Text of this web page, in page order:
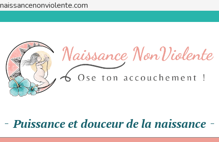
naissancenonviolente.com
Puissance et douceur de la naissance